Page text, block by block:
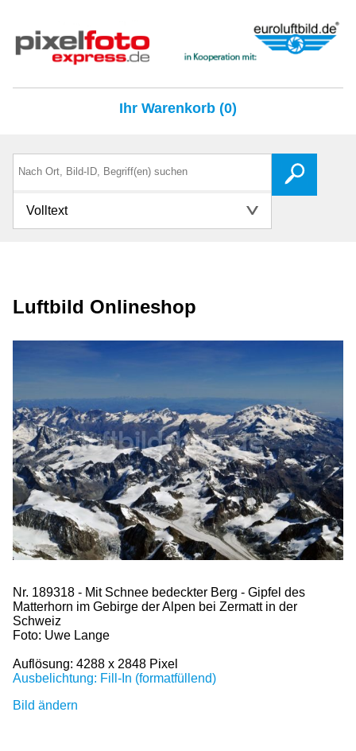
Ihr Warenkorb (0)
Volltext
Luftbild Onlineshop
Nr. 189318 - Mit Schnee bedeckter Berg - Gipfel des
Matterhorn im Gebirge der Alpen bei Zermatt in der
Schweiz
Foto: Uwe Lange
Auflösung: 4288 x 2848 Pixel
Ausbelichtung: Fill-In (formatfüllend)
Bild ändern